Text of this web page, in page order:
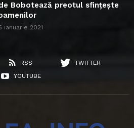
Bobotează preotul sfințește
ianuarie 2021
RSS
TWITTER
YOUTUBE